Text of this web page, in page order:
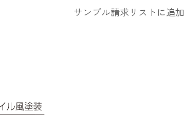
サンプル請求リストに追加